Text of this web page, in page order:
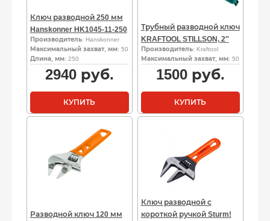
Ключ разводной 250 мм
Hanskonner HK1045-11-250
Производитель: Hanskonner
Максимальный захват, мм: 50
Длина, мм: 250
2940руб.
КУПИТЬ
Трубный разводной ключ
KRAFTOOL STILLSON, 2″
Производитель: Kraftool
Максимальный захват, мм: 50
1500руб.
КУПИТЬ
Разводной ключ 120 мм
Ключ разводной с
короткой ручкой Sturm!